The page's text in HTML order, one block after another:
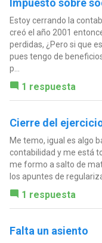
Impuesto sobre
Estoy cerrando la
creó el año 2001
perdidas, ¿Pero si que
pues tengo de
p...
1 respuesta
Cierre del
Me temo, igual es algo
contabilidad y me está
me formo a salto de
los apuntes de
1 respuesta
Falta un asiento